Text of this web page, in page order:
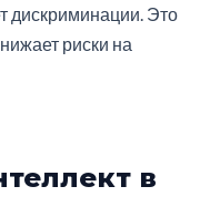
дискриминации. Это
риски на
в